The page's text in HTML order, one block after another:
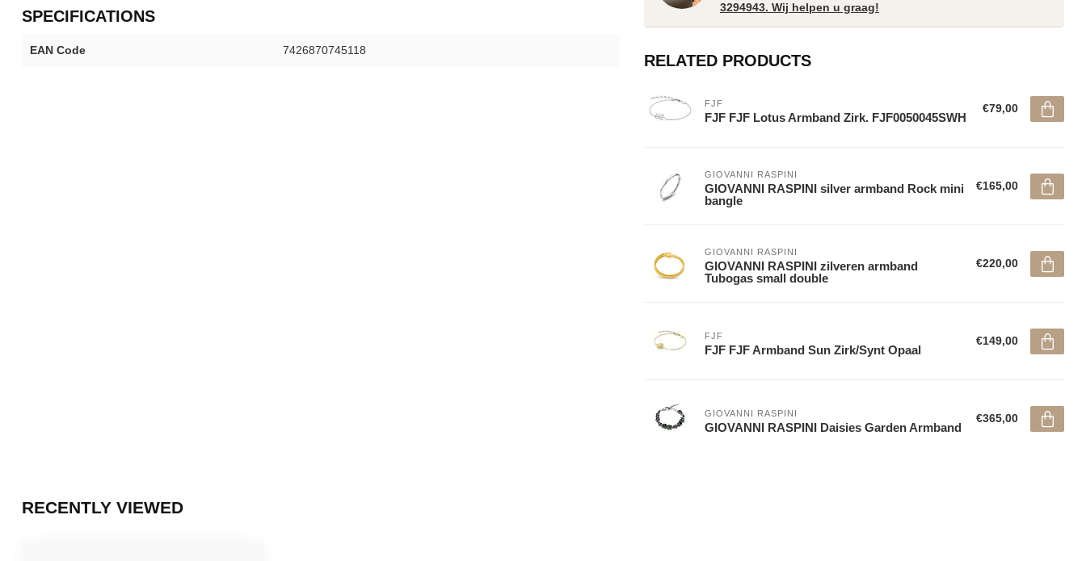
SPECIFICATIONS
EAN Code 7426870745118
3294943. Wij helpen u graag!
RELATED PRODUCTS
FJF
FJF FJF Lotus Armband Zirk. FJF0050045SWH
€79,00
GIOVANNI RASPINI
GIOVANNI RASPINI silver armband Rock mini
bangle
€165,00
GIOVANNI RASPINI
GIOVANNI RASPINI zilveren armband
Tubogas small double
€220,00
FJF
FJF FJF Armband Sun Zirk/Synt Opaal
€149,00
GIOVANNI RASPINI
GIOVANNI RASPINI Daisies Garden Armband
€365,00
RECENTLY VIEWED